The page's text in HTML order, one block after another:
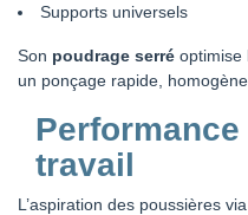
Supports universels
Son poudrage serré optimise
un ponçage rapide,
travail
L’aspiration des poussières